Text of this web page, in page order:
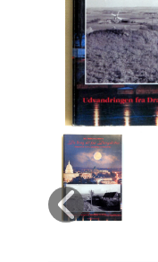
Historie
Hobby
Hus / Have
Husdyr
Jagt